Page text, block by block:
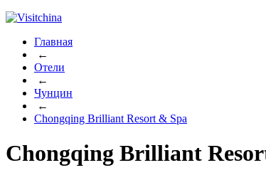
Главная
←
Отели
←
Чунцин
←
Chongqing Brilliant Resort & Spa
Chongqing Brilliant